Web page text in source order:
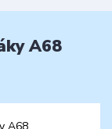
A68